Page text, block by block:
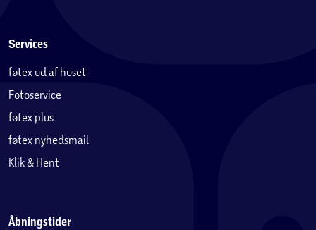
Services
føtex ud af huset
Fotoservice
føtex plus
føtex nyhedsmail
Klik & Hent
Åbningstider